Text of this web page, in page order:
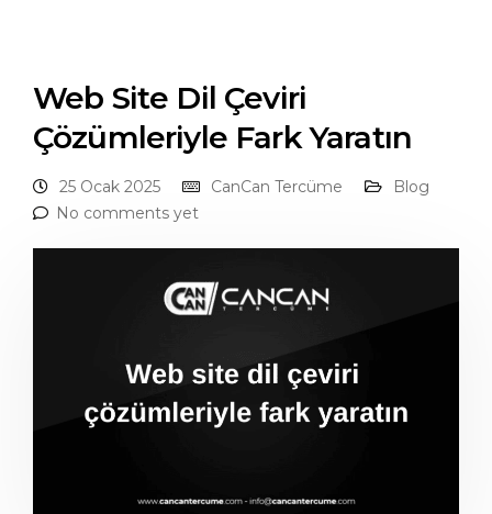
Web Site Dil Çeviri
Çözümleriyle Fark Yaratın
25 Ocak 2025 CanCan Tercüme
Blog
No comments yet